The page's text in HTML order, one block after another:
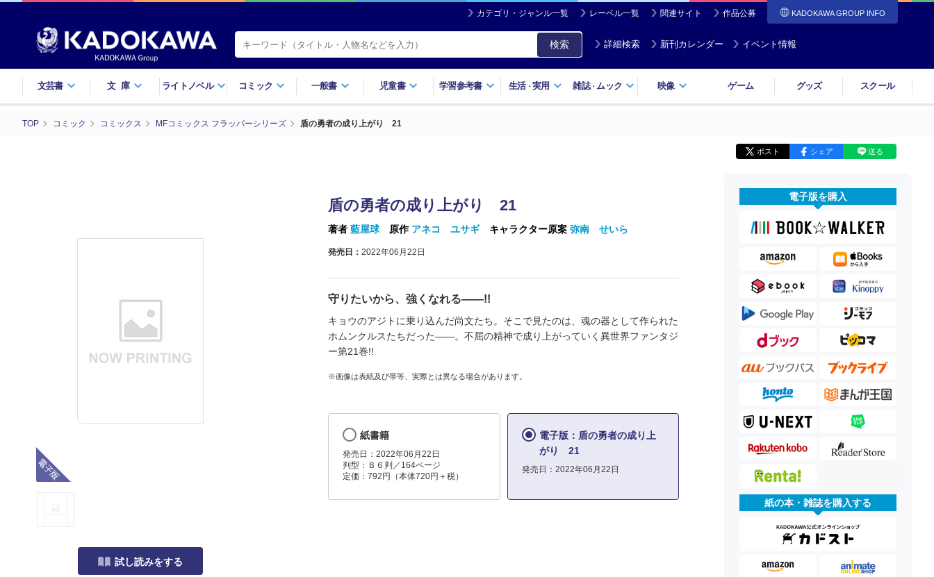
カテゴリ・ジャンル一覧 レーベル一覧 関連サイト 作品公募 KADOKAWA GROUP INFO
検索 詳細検索 新刊カレンダー イベント情報
文芸書 文庫 ライトノベル コミック 一般書 児童書 学習参考書 生活・実用 雑誌・ ムック 映像 ゲーム グッズ スクール
TOP コミック コミックス MFコミックス フラッパーシリーズ 盾の勇者の成り上がり 21
ポスト シェア 送る
試し読みをする
盾の勇者の成り上がり 21
著者 藍屋球 原作 アネコ ユサギ キャラクター原案 弥南 せいら
発売日： 2022年06月22日
守りたいから、強くなれる――!!
キョウのアジトに乗り込んだ尚文たち。そこで見たのは、魂の器として作られた
ホムンクルスたちだった――。不屈の精神で成り上がっていく異世界ファンタジ
ー第21巻!!
※画像は表紙及び帯等、実際とは異なる場合があります。
紙書籍
発売日：2022年06月22日
判型：Ｂ６判／164ページ
定価：792円（本体720円＋税）
電子版：盾の勇者の成り上
がり 21
発売日：2022年06月22日
電子版を購入
紙の本・雑誌を購入する